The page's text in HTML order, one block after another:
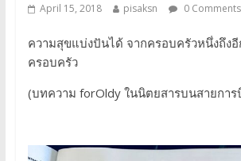
April 15, 2018 pisaksn 0 Comments
ความสุขแบ่งปันได้ จากครอบครัวหนึ่งถึง
ครอบครัว
(บทความ forOldy ในนิตยสารบนสายการ